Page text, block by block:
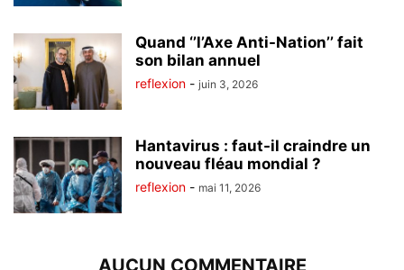
Quand ‘’l’Axe Anti-Nation’’ fait
son bilan annuel
reflexion - juin 3, 2026
Hantavirus : faut-il craindre un
nouveau fléau mondial ?
reflexion - mai 11, 2026
AUCUN COMMENTAIRE